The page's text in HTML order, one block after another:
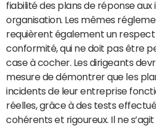
fiabilité des plans de réponse aux
organisation. Les mêmes
requièrent également un
conformité, qui ne doit pas être
case à cocher. Les dirigeants
mesure de démontrer que les
incidents de leur entreprise
réelles, grâce à des tests
cohérents et rigoureux. Il ne